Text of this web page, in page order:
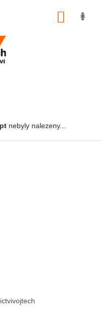
nebyly nalezeny...